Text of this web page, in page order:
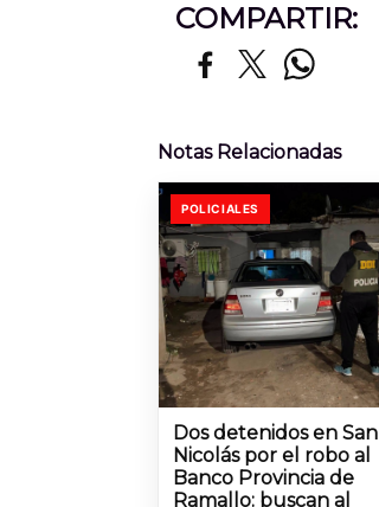
COMPARTIR:
Notas Relacionadas
POLICIALES
Dos detenidos en San
Nicolás por el robo al
Banco Provincia de
Ramallo: buscan al